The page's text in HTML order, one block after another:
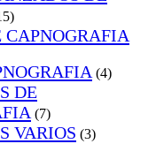
CAPNOGRAFIA
(4)
DE
(7)
VARIOS (3)